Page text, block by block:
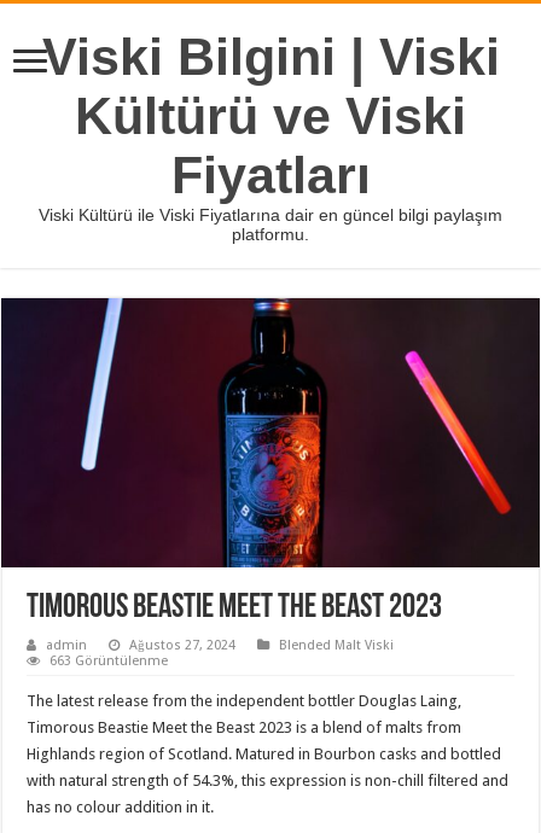
Viski Bilgini | Viski
Kültürü ve Viski
Fiyatları
Viski Kültürü ile Viski Fiyatlarına dair en güncel bilgi paylaşım
platformu.
Timorous Beastie Meet the Beast 2023
admin Ağustos 27, 2024
Blended Malt Viski
663 Görüntülenme
The latest release from the independent bottler Douglas Laing,
Timorous Beastie Meet the Beast 2023 is a blend of malts from
Highlands region of Scotland. Matured in Bourbon casks and bottled
with natural strength of 54.3%, this expression is non-chill filtered and
has no colour addition in it.